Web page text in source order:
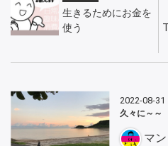
生きるためにお金を
使う
2022-08-31
久々に～～
マン